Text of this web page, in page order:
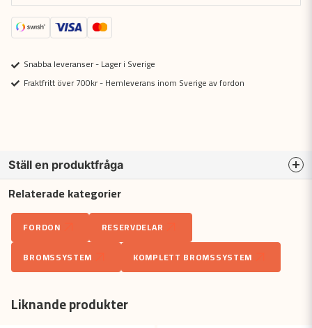
Snabba leveranser - Lager i Sverige
Fraktfritt över 700kr - Hemleverans inom Sverige av fordon
Liknande produkter
Ställ en produktfråga
question
Fråga oss något om denna produkten...
name
Namn
Relaterade kategorier
FORDON
RESERVDELAR
BROMSSYSTEM
KOMPLETT BROMSSYSTEM